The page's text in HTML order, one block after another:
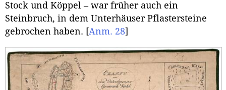
Stock und Köppel – war früher auch ein
Steinbruch, in dem Unterhäuser Pflastersteine
gebrochen haben. [Anm. 28]